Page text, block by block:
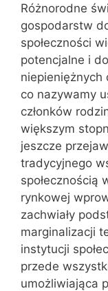
Różnorodne
gospodarstw
społeczności
potencjalne i
niepieniężnych
co nazywamy
członków
większym
jeszcze
tradycyjnego
społecznością
rynkowej
zachwiały
marginalizacji
instytucji
przede
umożliwiająca